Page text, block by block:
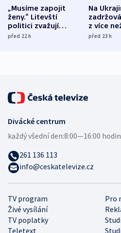
„Musíme zapojit
ženy.“ Litevští
politici zvažují
dohodu o
před 22h
Na
z více
Bojovali
před 23h
TV program
Pro
Živé vysílání
TV poplatky
Teletext
Divácké centrum
každý všední den:8:00—16:00 hodin
261 136 113
info@ceskatelevize.cz